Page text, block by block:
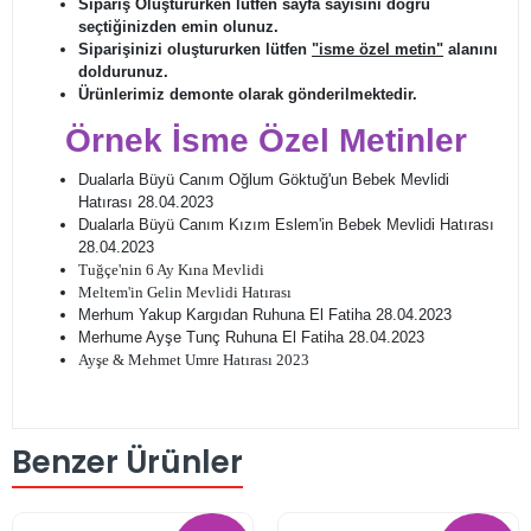
Sipariş Oluştururken lütfen sayfa sayısını doğru
seçtiğinizden emin olunuz.
Siparişinizi oluştururken lütfen "isme özel metin" alanını
doldurunuz.
Ürünlerimiz demonte olarak gönderilmektedir.
Örnek İsme Özel Metinler
Dualarla Büyü Canım Oğlum Göktuğ'un Bebek Mevlidi
Hatırası 28.04.2023
Dualarla Büyü Canım Kızım Eslem'in Bebek Mevlidi Hatırası
28.04.2023
Tuğçe'nin 6 Ay Kına Mevlidi
Meltem'in Gelin Mevlidi Hatırası
Merhum Yakup Kargıdan Ruhuna El Fatiha 28.04.2023
Merhume Ayşe Tunç Ruhuna El Fatiha 28.04.2023
Ayşe & Mehmet Umre Hatırası 2023
Benzer Ürünler